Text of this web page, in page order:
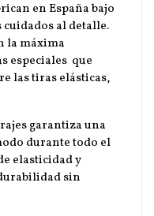
en España bajo
cuidados al detalle.
la máxima
especiales que
las tiras elásticas,
garantiza una
durante todo el
elasticidad y
sin